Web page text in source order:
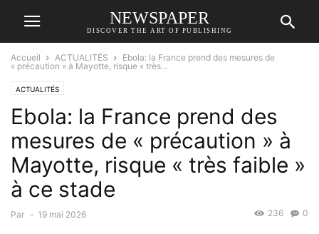
NEWSPAPER
DISCOVER THE ART OF PUBLISHING
Accueil ACTUALITÉS
Ebola: la France prend des mesures de
« précaution » à Mayotte, risque « très...
ACTUALITÉS
Ebola: la France prend des
mesures de « précaution » à
Mayotte, risque « très faible »
à ce stade
Par - 19 mai 2026 0
236